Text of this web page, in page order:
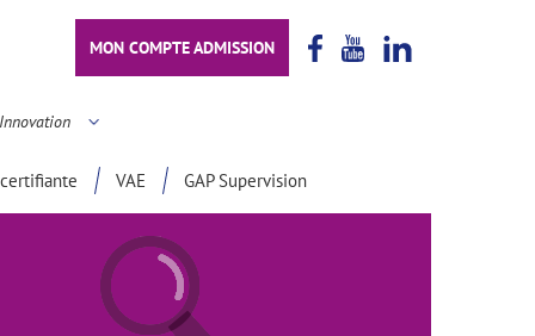
MON COMPTE ADMISSION
Innovation
VAE GAP Supervision